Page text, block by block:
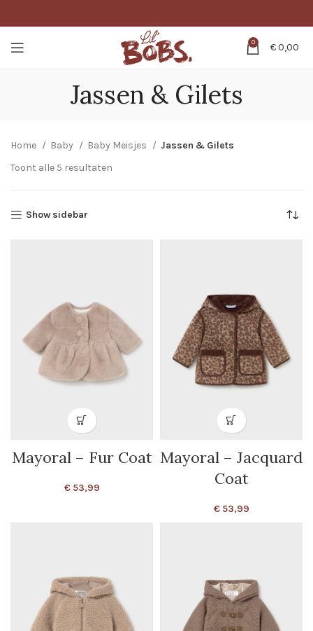
0 €0,00
Jassen & Gilets
Home Baby Baby Meisjes
Jassen & Gilets
Toont alle 5 resultaten
Show sidebar
Mayoral – Fur Coat
€53,99
Mayoral – Jacquard
Coat
€53,99